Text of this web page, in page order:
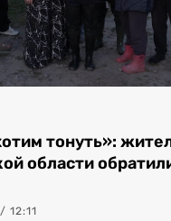
тонуть»:
области
12:11